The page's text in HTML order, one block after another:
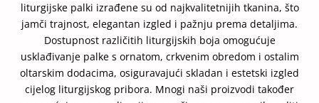
liturgijske palki izrađene su od najkvalitetnijih tkanina, što
jamči trajnost, elegantan izgled i pažnju prema detaljima.
Dostupnost različitih liturgijskih boja omogućuje
usklađivanje palke s ornatom, crkvenim obredom i ostalim
oltarskim dodacima, osiguravajući skladan i estetski izgled
cijelog liturgijskog pribora. Mnogi naši proizvodi također